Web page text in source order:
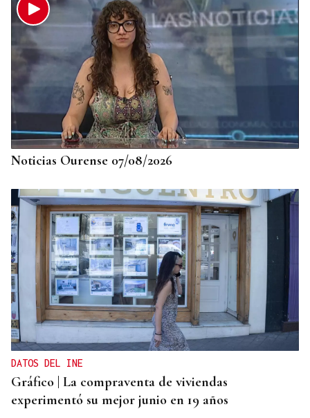
Noticias Ourense 07/08/2026
DATOS DEL INE
Gráfico | La compraventa de viviendas
experimentó su mejor junio en 19 años